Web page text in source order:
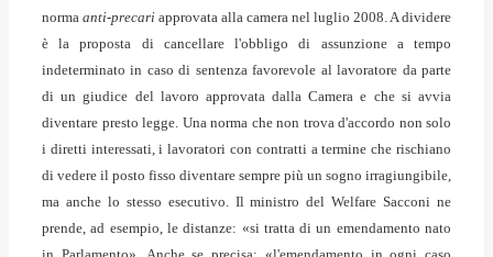
norma anti-precari approvata alla camera nel luglio 2008. A dividere
è la proposta di cancellare l'obbligo di assunzione a tempo
indeterminato in caso di sentenza favorevole al lavoratore da parte
di un giudice del lavoro approvata dalla Camera e che si avvia
diventare presto legge. Una norma che non trova d'accordo non solo
i diretti interessati, i lavoratori con contratti a termine che rischiano
di vedere il posto fisso diventare sempre più un sogno irragiungibile,
ma anche lo stesso esecutivo. Il ministro del Welfare Sacconi ne
prende, ad esempio, le distanze: «si tratta di un emendamento nato